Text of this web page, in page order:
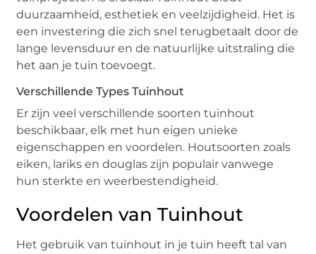
duurzaamheid, esthetiek en veelzijdigheid. Het is
een investering die zich snel terugbetaalt door de
lange levensduur en de natuurlijke uitstraling die
het aan je tuin toevoegt.
Verschillende Types Tuinhout
Er zijn veel verschillende soorten tuinhout
beschikbaar, elk met hun eigen unieke
eigenschappen en voordelen. Houtsoorten zoals
eiken, lariks en douglas zijn populair vanwege
hun sterkte en weerbestendigheid.
Voordelen van Tuinhout
Het gebruik van tuinhout in je tuin heeft tal van